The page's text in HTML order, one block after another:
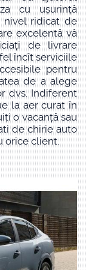
cu ușurință
nivel ridicat de
excelentă vă
de livrare
încît serviciile
pentru
de a alege
dvs. Indiferent
la aer curat în
o vacanță sau
de chirie auto
orice client.